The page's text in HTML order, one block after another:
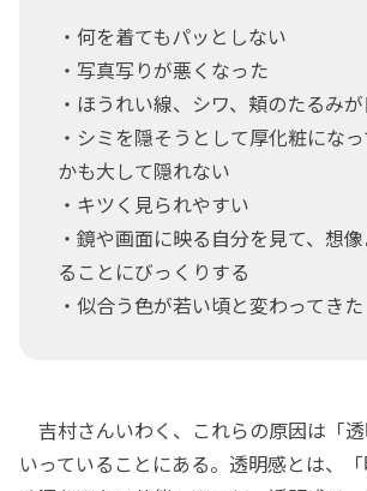
・何を着てもパッとしない
・写真写りが悪くなった
・ほうれい線、シワ、頬のたるみ
・シミを隠そうとして厚化粧にな
かも大して隠れない
・キツく見られやすい
・鏡や画面に映る自分を見て、想
ることにびっくりする
・似合う色が若い頃と変わってきた
吉村さんいわく、これらの原因は「
いっていることにある。透明感とは、